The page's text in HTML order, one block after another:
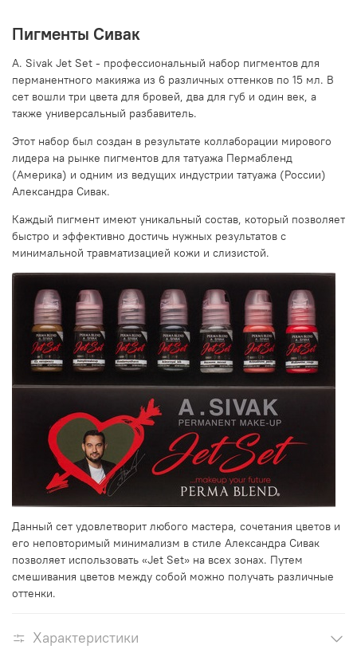
Пигменты Сивак
A. Sivak Jet Set - профессиональный набор пигментов для
перманентного макияжа из 6 различных оттенков по 15 мл. В
сет вошли три цвета для бровей, два для губ и один век, а
также универсальный разбавитель.
Этот набор был создан в результате коллаборации мирового
лидера на рынке пигментов для татуажа Пермабленд
(Америка) и одним из ведущих индустрии татуажа (России)
Александра Сивак.
Каждый пигмент имеют уникальный состав, который позволяет
быстро и эффективно достичь нужных результатов с
минимальной травматизацией кожи и слизистой.
Данный сет удовлетворит любого мастера, сочетания цветов и
его неповторимый минимализм в стиле Александра Сивак
позволяет использовать «Jet Set» на всех зонах. Путем
смешивания цветов между собой можно получать различные
оттенки.
Характеристики